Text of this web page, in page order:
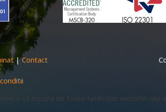
|Contact
a vă bucura de toate facilitățile website-ului